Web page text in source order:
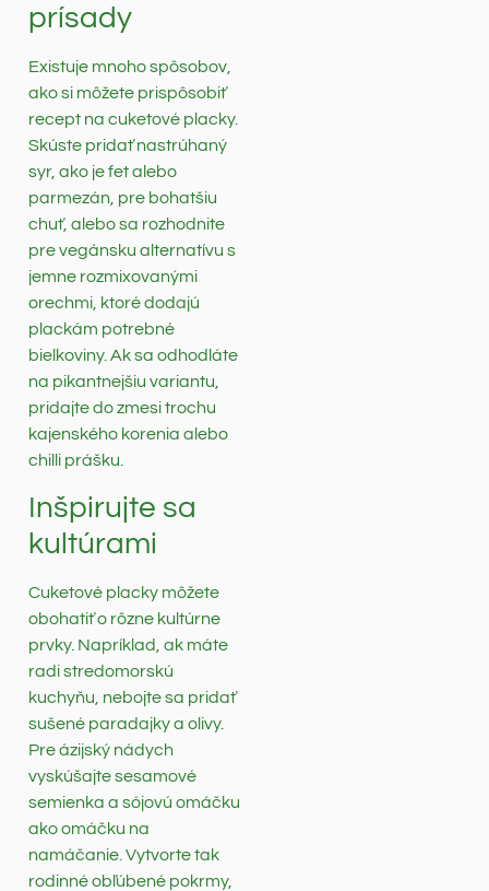
prísady
Existuje mnoho spôsobov,
ako si môžete prispôsobiť
recept na cuketové placky.
Skúste pridať nastrúhaný
syr, ako je fet alebo
parmezán, pre bohatšiu
chuť, alebo sa rozhodnite
pre vegánsku alternatívu s
jemne rozmixovanými
orechmi, ktoré dodajú
plackám potrebné
bielkoviny. Ak sa odhodláte
na pikantnejšiu variantu,
pridajte do zmesi trochu
kajenského korenia alebo
chilli prášku.
Inšpirujte sa
kultúrami
Cuketové placky môžete
obohatiť o rôzne kultúrne
prvky. Napríklad, ak máte
radi stredomorskú
kuchyňu, nebojte sa pridať
sušené paradajky a olivy.
Pre ázijský nádych
vyskúšajte sesamové
semienka a sójovú omáčku
ako omáčku na
namáčanie. Vytvorte tak
rodinné obľúbené pokrmy,